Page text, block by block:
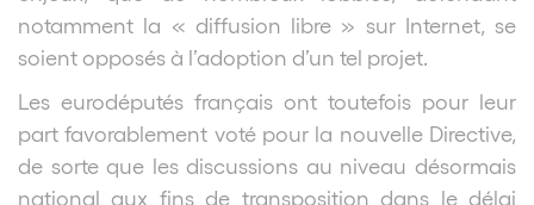
notamment la « diffusion libre » sur Internet, se
soient opposés à l’adoption d’un tel projet.
Les eurodéputés français ont toutefois pour leur
part favorablement voté pour la nouvelle Directive,
de sorte que les discussions au niveau désormais
national aux fins de transposition dans le délai